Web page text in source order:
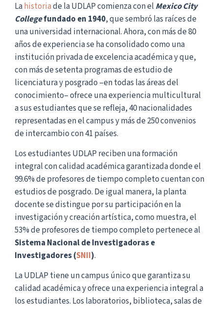
Lahistoriade la UDLAP comienza con el Mexico City
Collegefundado en 1940, que sembró las raíces de
una universidad internacional. Ahora, con más de 80
años de experiencia se ha consolidado como una
institución privada de excelencia académica y que,
con más de setenta programas de estudio de
licenciatura y posgrado –en todas las áreas del
conocimiento– ofrece una experiencia multicultural
a sus estudiantes que se refleja, 40 nacionalidades
representadas en el campus y más de 250 convenios
de intercambio con 41 países.
Los estudiantes UDLAP reciben una formación
integral con calidad académica garantizada donde el
99.6% de profesores de tiempo completo cuentan con
estudios de posgrado. De igual manera, la planta
docente se distingue por su participación en la
investigación y creación artística, como muestra, el
53% de profesores de tiempo completo pertenece al
Sistema Nacional de Investigadoras e
Investigadores (SNII).
La UDLAP tiene un campus único que garantiza su
calidad académica y ofrece una experiencia integral a
los estudiantes. Los laboratorios, biblioteca, salas de